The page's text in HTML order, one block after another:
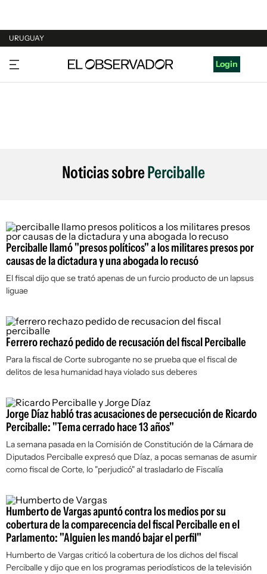
URUGUAY
URUGUAY
ARGENTINA
Login
Noticias sobrePerciballe
Perciballe llamó "presos políticos" a los militares presos por
causas de la dictadura y una abogada lo recusó
El fiscal dijo que se trató apenas de un furcio producto de un lapsus
liguae
Ferrero rechazó pedido de recusación del fiscal Perciballe
Para la fiscal de Corte subrogante no se prueba que el fiscal de
delitos de lesa humanidad haya violado sus deberes
Jorge Díaz habló tras acusaciones de persecución de Ricardo
Perciballe: "Tema cerrado hace 13 años"
La semana pasada en la Comisión de Constitución de la Cámara de
Diputados Perciballe expresó que Díaz, a pocas semanas de asumir
como fiscal de Corte, lo "perjudicó" al trasladarlo de Fiscalía
Humberto de Vargas apuntó contra los medios por su
cobertura de la comparecencia del fiscal Perciballe en el
Parlamento: "Alguien les mandó bajar el perfil"
Humberto de Vargas criticó la cobertura de los dichos del fiscal
Perciballe y dijo que en los programas periodísticos de la televisión